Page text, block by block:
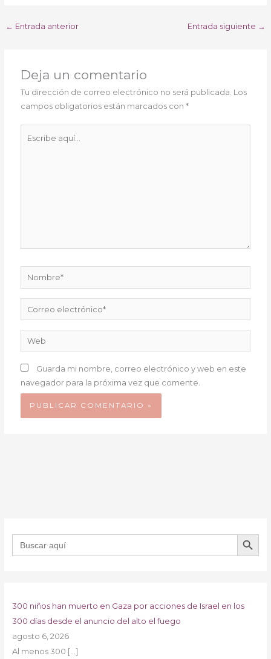
← Entrada anterior Entrada siguiente →
Deja un comentario
Tu dirección de correo electrónico no será publicada. Los
campos obligatorios están marcados con*
Nombre*
electrónico*
Web
Guarda mi nombre, correo electrónico y web en este
navegador para la próxima vez que comente.
Buscar: BOTÓN DE
300 niños han muerto en Gaza por acciones de Israel en los
300 días desde el anuncio del alto el fuego
agosto 6, 2026
Al menos 300 […]